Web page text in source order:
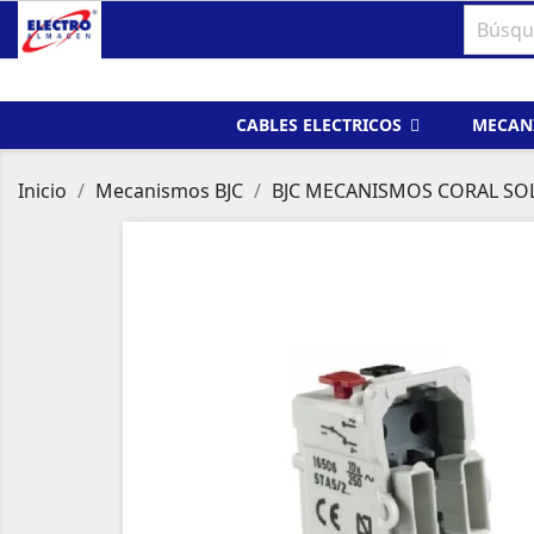
CABLES ELECTRICOS
Inicio Mecanismos BJC BJC MECANISMOS CORAL